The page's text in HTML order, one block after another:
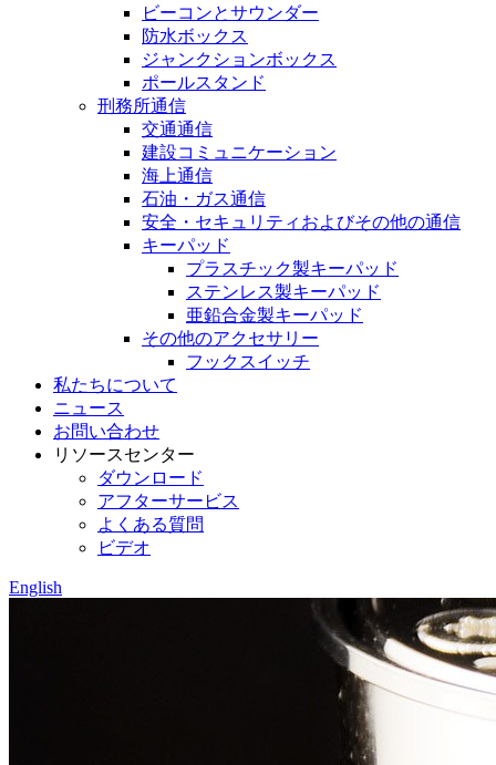
ビーコンとサウンダー
防水ボックス
ジャンクションボックス
ポールスタンド
刑務所通信
交通通信
建設コミュニケーション
海上通信
石油・ガス通信
安全・セキュリティおよびその他の通信
キーパッド
プラスチック製キーパッド
ステンレス製キーパッド
亜鉛合金製キーパッド
その他のアクセサリー
フックスイッチ
私たちについて
ニュース
お問い合わせ
リソースセンター
ダウンロード
アフターサービス
よくある質問
ビデオ
English